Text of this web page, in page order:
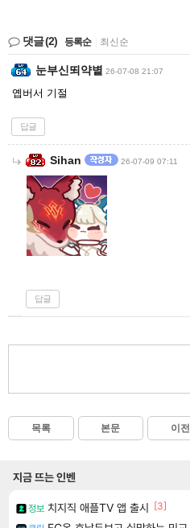
댓글(2) 등록순 최신순
눈부신뙤약볕 26-07-08 21:07
옙버서 기절
답글
Sihan 26-07-09 07:11
답글
목록 본문 이전
지금 뜨는 인벤
정보 치지직 애플TV 앱 출시 [3]